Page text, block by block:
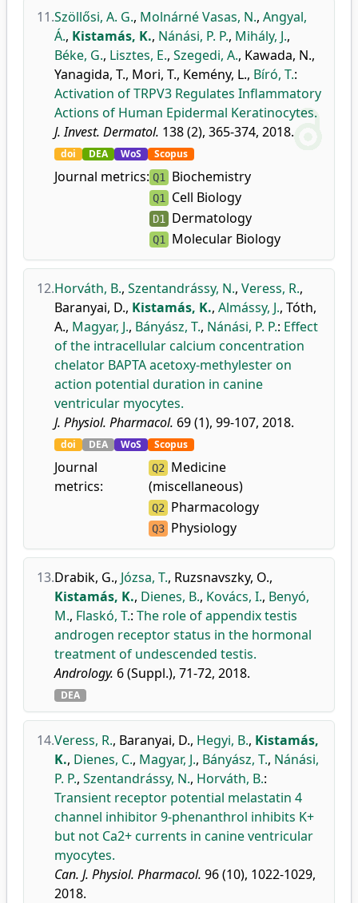
11.Szöllősi, A. G., Molnárné Vasas, N., Angyal,
Á., Kistamás, K., Nánási, P. P., Mihály, J.,
Béke, G., Lisztes, E., Szegedi, A., Kawada, N.,
Yanagida, T., Mori, T., Kemény, L., Bíró, T.:
Activation of TRPV3 Regulates Inflammatory
Actions of Human Epidermal Keratinocytes.
J. Invest. Dermatol. 138 (2), 365-374, 2018.
doi DEA WoS Scopus
Journal metrics: Q1 Biochemistry
Q1 Cell Biology
D1 Dermatology
Q1 Molecular Biology
12.Horváth, B., Szentandrássy, N., Veress, R.,
Baranyai, D., Kistamás, K., Almássy, J., Tóth,
A., Magyar, J., Bányász, T., Nánási, P. P.: Effect
of the intracellular calcium concentration
chelator BAPTA acetoxy-methylester on
action potential duration in canine
ventricular myocytes.
J. Physiol. Pharmacol. 69 (1), 99-107, 2018.
doi DEA WoS Scopus
Journal
metrics:
Q2 Medicine
(miscellaneous)
Q2 Pharmacology
Q3 Physiology
13.Drabik, G., Józsa, T., Ruzsnavszky, O.,
Kistamás, K., Dienes, B., Kovács, I., Benyó,
M., Flaskó, T.: The role of appendix testis
androgen receptor status in the hormonal
treatment of undescended testis.
Andrology. 6 (Suppl.), 71-72, 2018.
DEA
14.Veress, R., Baranyai, D., Hegyi, B., Kistamás,
K., Dienes, C., Magyar, J., Bányász, T., Nánási,
P. P., Szentandrássy, N., Horváth, B.:
Transient receptor potential melastatin 4
channel inhibitor 9-phenanthrol inhibits K+
but not Ca2+ currents in canine ventricular
myocytes.
Can. J. Physiol. Pharmacol. 96 (10), 1022-1029,
2018.